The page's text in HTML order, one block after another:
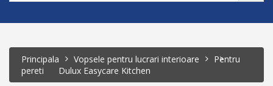
Principala Vopsele pentru lucrari interioare
Pentru
pereti
Dulux Easycare Kitchen